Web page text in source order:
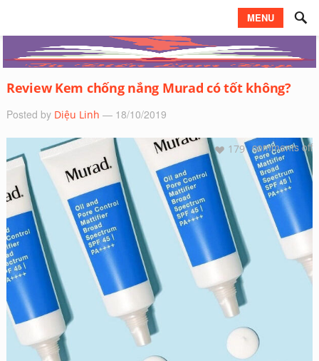
MENU
Review Kem chống nắng Murad có tốt không?
Posted by Diệu Linh — 18/10/2019
comments off
179